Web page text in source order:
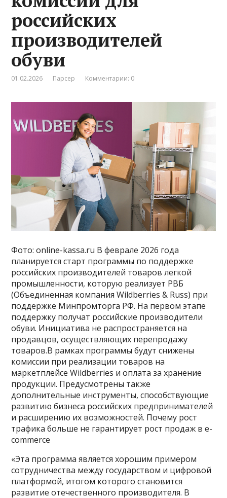
российских
производителей
обуви
01.02.2026 Парсер Комментарии: 0
Фото: online-kassa.ru В феврале 2026 года
планируется старт программы по поддержке
российских производителей товаров легкой
промышленности, которую реализует РВБ
(Объединенная компания Wildberries & Russ) при
поддержке Минпромторга РФ. На первом этапе
поддержку получат российские производители
обуви. Инициатива не распространяется на
продавцов, осуществляющих перепродажу
товаров.В рамках программы будут снижены
комиссии при реализации товаров на
маркетплейсе Wildberries и оплата за хранение
продукции. Предусмотрены также
дополнительные инструменты, способствующие
развитию бизнеса российских предпринимателей
и расширению их возможностей. Почему рост
трафика больше не гарантирует рост продаж в e-
commerce
«Эта программа является хорошим примером
сотрудничества между государством и цифровой
платформой, итогом которого становится
развитие отечественного производителя. В